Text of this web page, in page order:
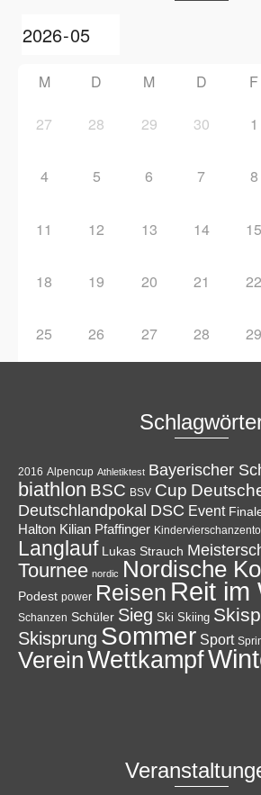
M D M D F
27 28 29 30 1
4 5 6 7 8
11 12 13 14 15
18 19 20 21 22
25 26 27 28 29
2016 Alpencup Athletiktest Bayerischer
biathlon BSC BSV Cup
Deutschlandpokal DSC Event
Halton Kilian Pfaffinger
Langlauf Lukas Strauch
Tournee nordic Nordische
Podest power Reisen Reit im
Schanzen Schüler Sieg Ski Skiing
Skisprung Sommer Sport
VereinWettkampf